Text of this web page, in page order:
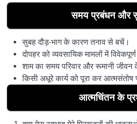
समय प्रबंधन और
सुबह दौड़-भाग के कारण तनाव से बचें।
दोपहर को व्यवसायिक मामलों में
शाम का समय परिवार और रूमानी जीवन
किसी अधूरे कार्य को पूरा कर आत्मसंतोष
आत्मचिंतन के